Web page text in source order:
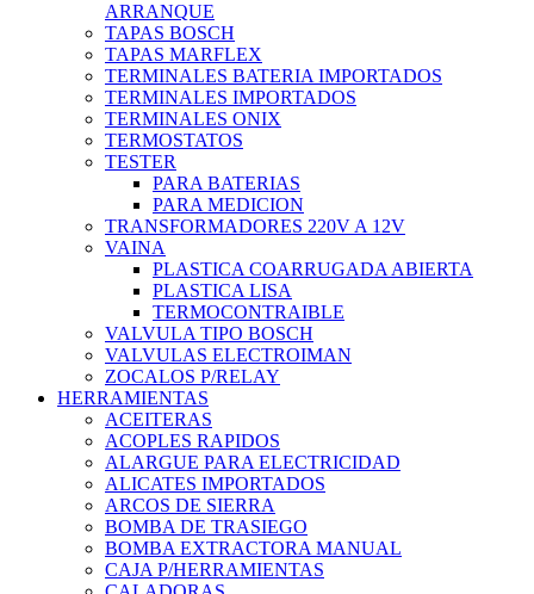
ARRANQUE
TAPAS BOSCH
TAPAS MARFLEX
TERMINALES BATERIA IMPORTADOS
TERMINALES IMPORTADOS
TERMINALES ONIX
TERMOSTATOS
TESTER
PARA BATERIAS
PARA MEDICION
TRANSFORMADORES 220V A 12V
VAINA
PLASTICA COARRUGADA ABIERTA
PLASTICA LISA
TERMOCONTRAIBLE
VALVULA TIPO BOSCH
VALVULAS ELECTROIMAN
ZOCALOS P/RELAY
HERRAMIENTAS
ACEITERAS
ACOPLES RAPIDOS
ALARGUE PARA ELECTRICIDAD
ALICATES IMPORTADOS
ARCOS DE SIERRA
BOMBA DE TRASIEGO
BOMBA EXTRACTORA MANUAL
CAJA P/HERRAMIENTAS